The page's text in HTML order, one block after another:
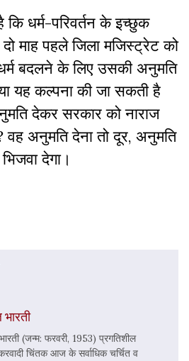
धर्म-परिवर्तन के इच्छुक
दो माह पहले जिला मजिस्ट्रेट को
बदलने के लिए उसकी अनुमति
यह कल्पना की जा सकती है
देकर सरकार को नाराज
अनुमति देना तो दूर, अनुमति
देगा।
(जन्म: फरवरी, 1953) प्रगतिशील
चिंतक आज के सर्वाधिक चर्चित व